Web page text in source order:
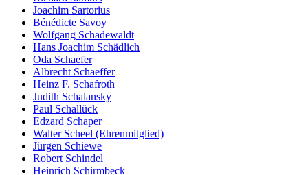
Joachim Sartorius
Bénédicte Savoy
Wolfgang Schadewaldt
Hans Joachim Schädlich
Oda Schaefer
Albrecht Schaeffer
Heinz F. Schafroth
Judith Schalansky
Paul Schallück
Edzard Schaper
Walter Scheel (Ehrenmitglied)
Jürgen Schiewe
Robert Schindel
Heinrich Schirmbeck